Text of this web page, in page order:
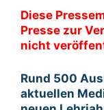
Diese
Presse zur
nicht
Rund 500
aktuellen